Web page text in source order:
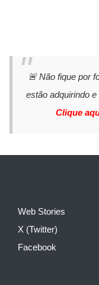
🚨 Não fique por
estão adquirindo
Clique
Web Stories
X (Twitter)
Facebook